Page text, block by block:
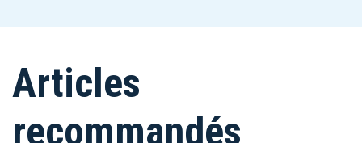
Articles
recommandés